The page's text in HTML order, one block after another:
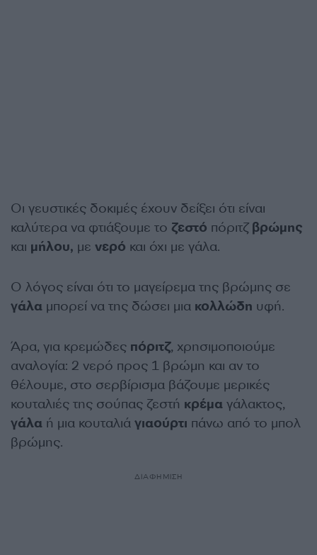
Οι γευστικές δοκιμές έχουν δείξει ότι είναι
καλύτερα να φτιάξουμε το ζεστό πόριτζ βρώμης
και μήλου, με νερό και όχι με γάλα.
Ο λόγος είναι ότι το μαγείρεμα της βρώμης σε
γάλα μπορεί να της δώσει μια κολλώδη υφή.
Άρα, για κρεμώδες πόριτζ, χρησιμοποιούμε
αναλογία: 2 νερό προς 1 βρώμη και αν το
θέλουμε, στο σερβίρισμα βάζουμε μερικές
κουταλιές της σούπας ζεστή κρέμα γάλακτος,
γάλα ή μια κουταλιά γιαούρτι πάνω από το μπολ
βρώμης.
ΔΙΑΦΗΜΙΣΗ